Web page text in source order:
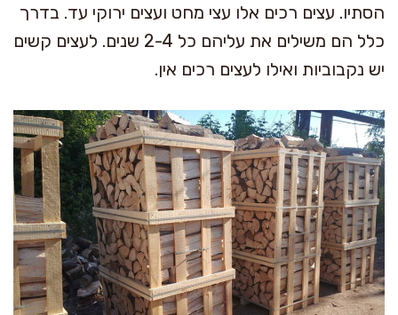
הסתיו. עצים רכים אלו עצי מחט ועצים ירוקי עד. בדרך
כלל הם משילים את עליהם כל 2-4 שנים. לעצים קשים
יש נקבוביות ואילו לעצים רכים אין.